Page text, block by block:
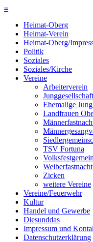
≡
Heimat-Oberg
Heimat-Verein
Heimat-Oberg/
Politik
Soziales
Soziales/Kirche
Vereine
Arbeiterverein
Junggesellschaft
Ehemalige
Landfrauen
TSV Fortuna
Weiberfastnacht
Zicken
weitere Vereine
Vereine/Feuerwehr
Kultur
Handel und Gewerbe
Diesunddas
Impressum und
Datenschutzerklärung